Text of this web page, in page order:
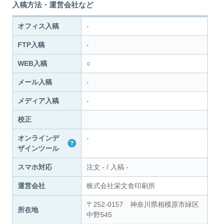
入稿方法・運営会社など
オフィス入稿 -
FTP入稿 -
WEB入稿 ○
メール入稿 -
メディア入稿 -
校正
オンラインデ
ザインツール
-
スマホ対応 注文 - / 入稿 -
運営会社 株式会社栄文舎印刷所
所在地
〒252-0157 神奈川県相模原市緑区
中野545